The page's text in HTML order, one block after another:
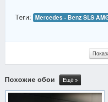
Теги: Mercedes - Benz SLS
Похожие обои Ещё